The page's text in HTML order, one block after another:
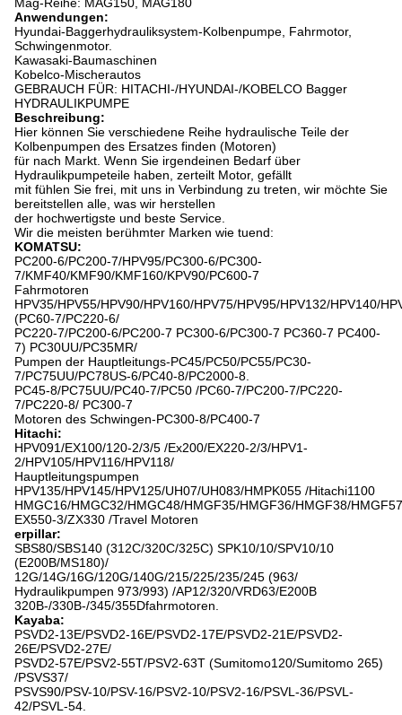
Anwendungen:
Hyundai-Baggerhydrauliksystem-Kolbenpumpe, Fahrmotor,
Schwingenmotor.
Kawasaki-Baumaschinen
Kobelco-Mischerautos
GEBRAUCH FÜR: HITACHI-/HYUNDAI-/KOBELCO Bagger
HYDRAULIKPUMPE
Beschreibung:
Hier können Sie verschiedene Reihe hydraulische Teile der
Kolbenpumpen des Ersatzes finden (Motoren)
für nach Markt. Wenn Sie irgendeinen Bedarf über
Hydraulikpumpeteile haben, zerteilt Motor, gefällt
mit fühlen Sie frei, mit uns in Verbindung zu treten, wir möchte Sie
bereitstellen alle, was wir herstellen
der hochwertigste und beste Service.
Wir die meisten berühmter Marken wie tuend:
KOMATSU:
PC200-6/PC200-7/HPV95/PC300-6/PC300-
7/KMF40/KMF90/KMF160/KPV90/PC600-7
Fahrmotoren
HPV35/HPV55/HPV90/HPV160/HPV75/HPV95/HPV132/HPV140/
(PC60-7/PC220-6/
PC220-7/PC200-6/PC200-7 PC300-6/PC300-7 PC360-7 PC400-
7) PC30UU/PC35MR/
Pumpen der Hauptleitungs-PC45/PC50/PC55/PC30-
7/PC75UU/PC78US-6/PC40-8/PC2000-8.
PC45-8/PC75UU/PC40-7/PC50 /PC60-7/PC200-7/PC220-
7/PC220-8/ PC300-7
Motoren des Schwingen-PC300-8/PC400-7
Hitachi:
HPV091/EX100/120-2/3/5 /Ex200/EX220-2/3/HPV1-
2/HPV105/HPV116/HPV118/
Hauptleitungspumpen
HPV135/HPV145/HPV125/UH07/UH083/HMPK055 /Hitachi1100
HMGC16/HMGC32/HMGC48/HMGF35/HMGF36/HMGF38/
EX550-3/ZX330 /Travel Motoren
erpillar:
SBS80/SBS140 (312C/320C/325C) SPK10/10/SPV10/10
(E200B/MS180)/
12G/14G/16G/120G/140G/215/225/235/245 (963/
Hydraulikpumpen 973/993) /AP12/320/VRD63/E200B
320B-/330B-/345/355Dfahrmotoren.
Kayaba:
PSVD2-13E/PSVD2-16E/PSVD2-17E/PSVD2-21E/PSVD2-
26E/PSVD2-27E/
PSVD2-57E/PSV2-55T/PSV2-63T (Sumitomo120/Sumitomo 265)
/PSVS37/
PSVS90/PSV-10/PSV-16/PSV2-10/PSV2-16/PSVL-36/PSVL-
42/PSVL-54.